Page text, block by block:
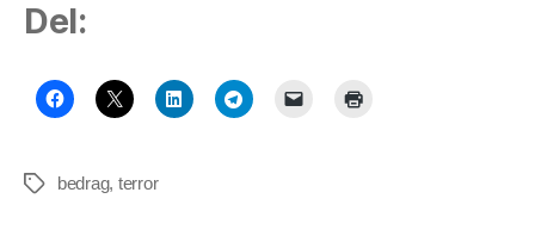
Del:
Tags bedrag, terror